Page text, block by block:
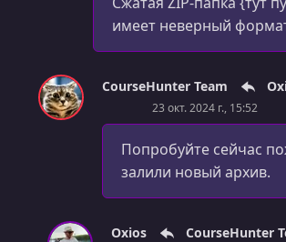
имеет неверный
CourseHunter Team
23 окт. 2024 г., 15:52
Попробуйте сейчас
залили новый архив.
Oxios CourseHunter